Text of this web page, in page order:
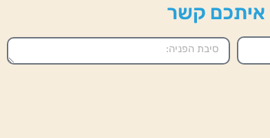
איתכם קשר